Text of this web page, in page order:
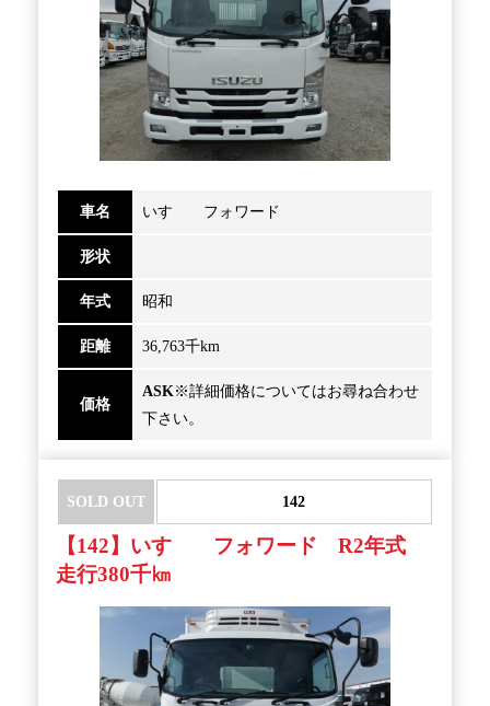
車名 いすゞ フォワード
形状
年式 昭和
距離 36,763千km
価格
ASK※詳細価格についてはお尋ね合わせ
下さい。
SOLD OUT 142
【142】いすゞ フォワード R2年式
走行380千㎞